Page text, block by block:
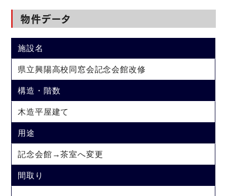
物件データ
施設名
県立興陽高校同窓会記念会館改修
構造・階数
木造平屋建て
用途
記念会館→茶室へ変更
間取り